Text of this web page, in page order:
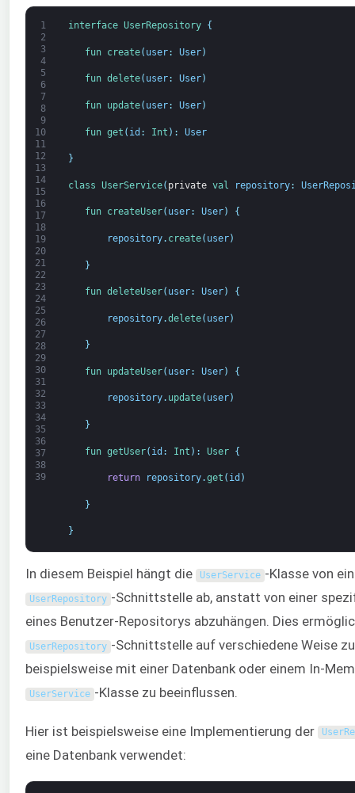
1
2
3
4
5
6
7
8
9
10
11
12
13
14
15
16
17
18
19
20
21
22
23
24
25
26
27
28
29
30
31
32
33
34
35
36
37
38
39
interface UserRepository {
fun create( user: User)
fun delete( user: User)
fun update( user: User)
fun get ( id : Int ) : User
}
class UserService( private val repository:
fun createUser( user: User) {
repository. create( user)
}
fun deleteUser( user: User) {
repository.delete( user)
}
fun updateUser( user: User) {
repository. update( user)
}
fun getUser( id : Int ) : User {
return repository.get ( id )
}
}
In diesem Beispiel hängt die UserService -Klasse von
UserRepository -Schnittstelle ab, anstatt von einer
eines Benutzer-Repositorys abzuhängen. Dies
UserRepository -Schnittstelle auf verschiedene Weise
beispielsweise mit einer Datenbank oder einem In-
UserService -Klasse zu beeinflussen.
Hier ist beispielsweise eine Implementierung der
eine Datenbank verwendet: